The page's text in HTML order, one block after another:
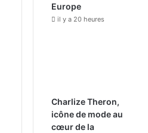
Europe
il y a 20 heures
Charlize Theron,
icône de mode au
cœur de la